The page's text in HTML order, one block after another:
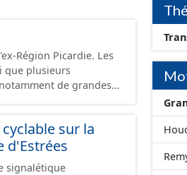
Région Picardie. Les
que plusieurs
de grandes
sur la
d'Estrées
signalétique